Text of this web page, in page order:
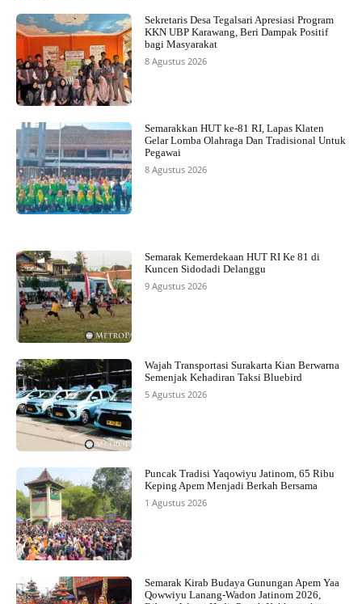
Sekretaris Desa Tegalsari Apresiasi Program
KKN UBP Karawang, Beri Dampak Positif
bagi Masyarakat
8 Agustus 2026
Semarakkan HUT ke-81 RI, Lapas Klaten
Gelar Lomba Olahraga Dan Tradisional Untuk
Pegawai
8 Agustus 2026
Semarak Kemerdekaan HUT RI Ke 81 di
Kuncen Sidodadi Delanggu
9 Agustus 2026
Wajah Transportasi Surakarta Kian Berwarna
Semenjak Kehadiran Taksi Bluebird
5 Agustus 2026
Puncak Tradisi Yaqowiyu Jatinom, 65 Ribu
Keping Apem Menjadi Berkah Bersama
1 Agustus 2026
Semarak Kirab Budaya Gunungan Apem Yaa
Qowwiyu Lanang-Wadon Jatinom 2026,